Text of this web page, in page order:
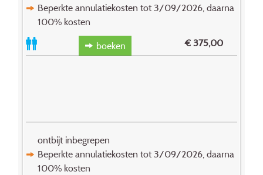
Beperkte annulatiekosten tot 3/09/2026, daarna
100% kosten
boeken €375,00
ontbijt inbegrepen
Beperkte annulatiekosten tot 3/09/2026, daarna
100% kosten